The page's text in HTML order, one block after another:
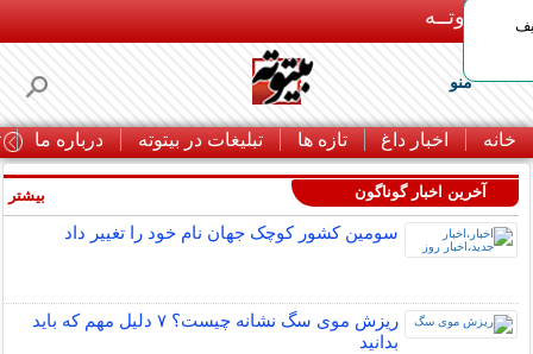
بـیتوتــه
منو
خانه اخبار داغ تازه ها تبلیغات در بیتوته درباره ما
آخرین اخبار گوناگون
سومین کشور کوچک جهان نام خود را تغییر داد
ریزش موی سگ نشانه چیست؟ ۷ دلیل مهم که باید
بدانید
بیشتر